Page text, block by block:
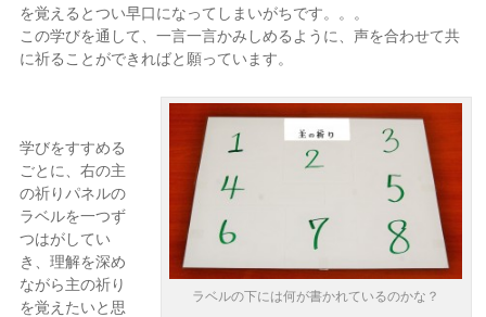
を覚えるとつい早口になってしまいがちです。。。
この学びを通して、一言一言かみしめるように、声を合わせて共
に祈ることができればと願っています。
ラベルの下には何が書かれているのかな？
学びをすすめる
ごとに、右の主
の祈りパネルの
ラベルを一つず
つはがしてい
き、理解を深め
ながら主の祈り
を覚えたいと思